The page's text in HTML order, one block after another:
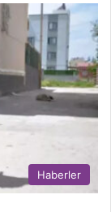
Haberler